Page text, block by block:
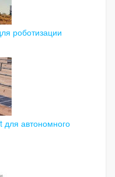
роботизации
для автономного